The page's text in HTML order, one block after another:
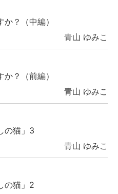
？（中編）
青山 ゆみこ
？（前編）
青山 ゆみこ
の猫」3
青山 ゆみこ
の猫」2